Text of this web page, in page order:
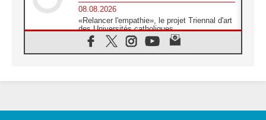
08.08.2026
«Relancer l'empathie», le projet Triennal d'art
des Universités catholiques
08.08.2026
Signis 2026, donner la parole aux religieuses
07.08.2026